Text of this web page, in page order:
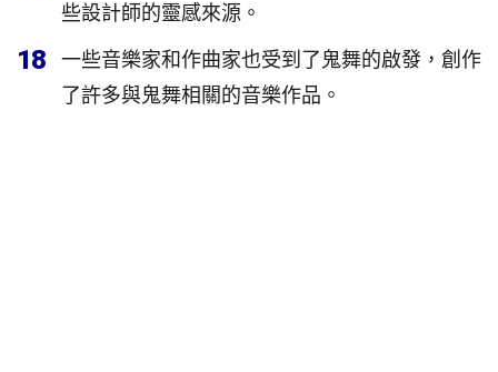
些設計師的靈感來源。
18
一些音樂家和作曲家也受到了鬼舞的啟發，創作
了許多與鬼舞相關的音樂作品。